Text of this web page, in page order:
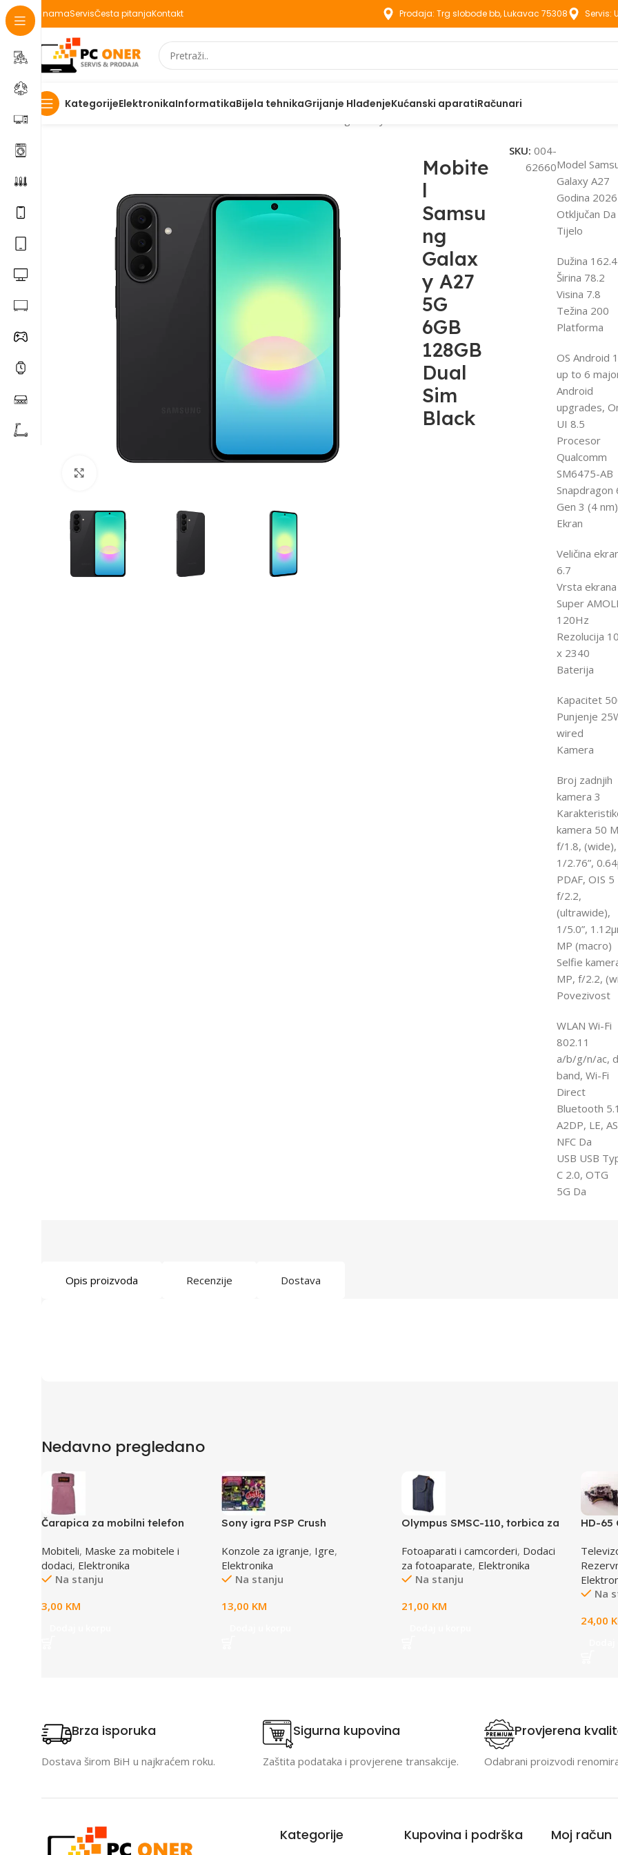
O namaServisČesta pitanjaKontakt Prodaja: Trg slobode bb, Lukavac 75308 Servis:
KategorijeElektronikaInformatikaBijela tehnikaGrijanje HlađenjeKućanski aparatiRačunari
Početna
Mobite
l
Samsu
ng
Galax
y A27
5G
6GB
128GB
Dual
Sim
Black
SKU: 004-
62660Model
Galaxy A27
Godina 2026
Otključan Da
Tijelo
Dužina 162.4
Širina 78.2
Visina 7.8
Težina 200
Platforma
OS Android
up to 6
Android
upgrades,
UI 8.5
Procesor
Qualcomm
SM6475-AB
Snapdragon
Gen 3 (4 nm)
Ekran
Veličina
6.7
Vrsta ekrana
Super
120Hz
Rezolucija
x 2340
Baterija
Kapacitet
Punjenje
wired
Kamera
Broj zadnjih
kamera 3
kamera 50
f/1.8, (wide),
1/2.76”,
PDAF, OIS 5
f/2.2,
(ultrawide),
1/5.0”,
MP (macro)
Selfie
MP, f/2.2,
Povezivost
WLAN Wi-Fi
802.11
a/b/g/n/ac,
band, Wi-Fi
Direct
Bluetooth
A2DP, LE,
NFC Da
USB USB
C 2.0, OTG
5G Da
Opis proizvoda Recenzije Dostava
Nedavno pregledano
Čarapica za mobilni telefon
Mobiteli, Maske za mobitele i
dodaci, Elektronika
Na stanju
3,00 KM
Sony igra PSP Crush
Konzole za igranje, Igre,
Elektronika
Na stanju
13,00 KM
Olympus SMSC-110, torbica za
E0412112
Fotoaparati i camcorderi, Dodaci
za fotoaparate, Elektronika
Na stanju
21,00 KM
HD-65
Na
24,00
Brza isporuka
Dostava širom BiH u najkraćem roku.
Sigurna kupovina
Zaštita podataka i provjerene transakcije.
Provjerena
Odabrani proizvodi
Kategorije Kupovina i podrška Moj račun